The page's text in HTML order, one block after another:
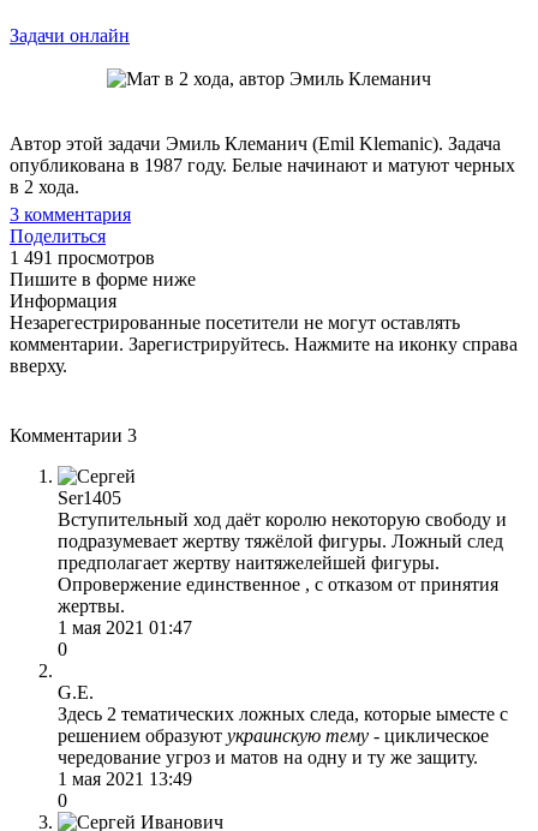
Задачи онлайн
Автор этой задачи Эмиль Клеманич (Emil Klemanic). Задача
опубликована в 1987 году. Белые начинают и матуют черных
в 2 хода.
3 комментария
Поделиться
1 491 просмотров
Пишите в форме ниже
Информация
Незарегестрированные посетители не могут оставлять
комментарии. Зарегистрируйтесь. Нажмите на иконку справа
вверху.
Комментарии 3
Ser1405
Вступительный ход даёт королю некоторую свободу и
подразумевает жертву тяжёлой фигуры. Ложный след
предполагает жертву наитяжелейшей фигуры.
Опровержение единственное , с отказом от принятия
жертвы.
1 мая 2021 01:47
0
G.E.
Здесь 2 тематических ложных следа, которые ыместе с
решением образуют украинскую тему - циклическое
чередование угроз и матов на одну и ту же защиту.
1 мая 2021 13:49
0